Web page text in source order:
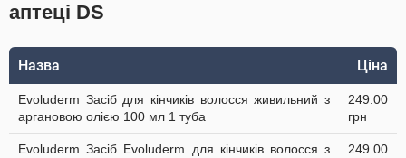
аптеці DS
Назва Ціна
Evoluderm Засіб для кінчиків волосся живильний з
аргановою олією 100 мл 1 туба
249.00
грн
Evoluderm Засіб Evoluderm для кінчиків волосся з
249.00